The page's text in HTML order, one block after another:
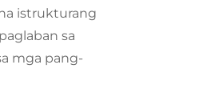
istrukturang
sa
mga pang-